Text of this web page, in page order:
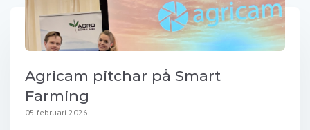
Agricam pitchar på Smart
Farming
05 februari 2026